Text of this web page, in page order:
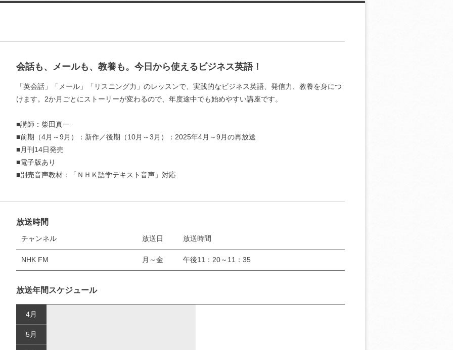
会話も、メールも、教養も。今日から使えるビジネス英語！
「英会話」「メール」「リスニング力」のレッスンで、実践的なビジネス英語、発信力、教養を身につ
けます。2か月ごとにストーリーが変わるので、年度途中でも始めやすい講座です。
■講師：柴田真一
■前期（4月～9月）：新作／後期（10月～3月）：2025年4月～9月の再放送
■月刊14日発売
■電子版あり
■別売音声教材：「ＮＨＫ語学テキスト音声」対応
放送時間
チャンネル 放送日 放送時間
NHK FM 月～金 午後11：20～11：35
放送年間スケジュール
4月
5月